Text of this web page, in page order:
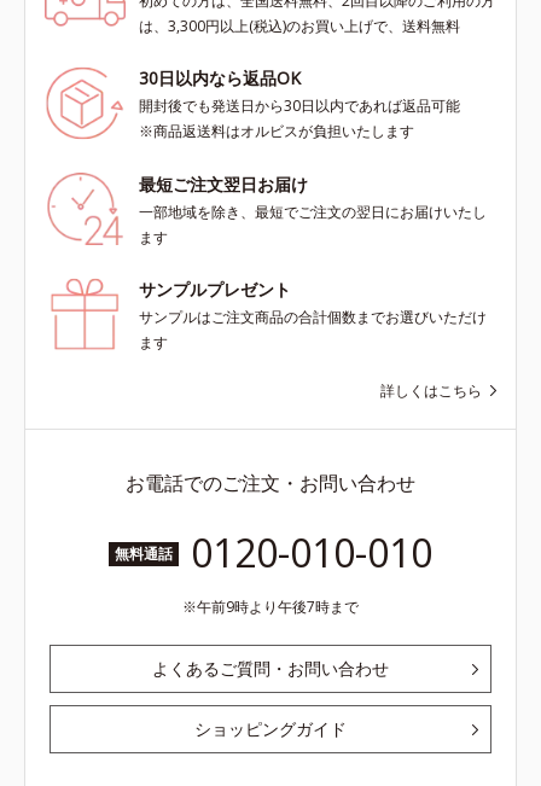
は、3,300円以上(税込)のお買い上げで、送料無料
30日以内なら返品OK
開封後でも発送日から30日以内であれば返品可能
※商品返送料はオルビスが負担いたします
最短ご注文翌日お届け
一部地域を除き、最短でご注文の翌日にお届けいたし
ます
サンプルプレゼント
サンプルはご注文商品の合計個数までお選びいただけ
ます
詳しくはこちら
お電話でのご注文・お問い合わせ
無料通話 0120-010-010
午前9時より午後7時まで
よくあるご質問・お問い合わせ
ショッピングガイド